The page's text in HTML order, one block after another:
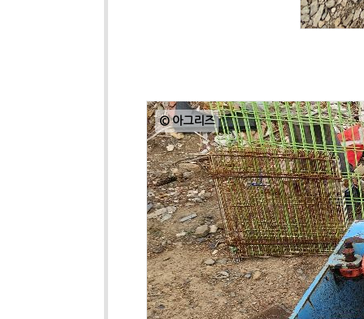
© 아그리즈